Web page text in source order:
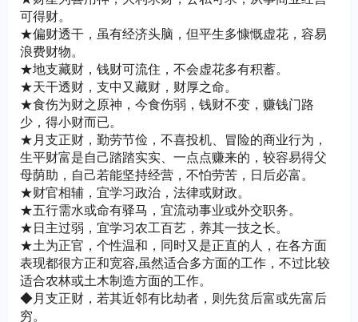
可得财。
★偏财透干，虽有经济头脑，但平生多慷慨虚花，容易
浪费财物。
★地支藏财，钱财可流住，不会虚花多有积蓄。
★天干透财，支中又藏财，财厚之命。
★食伤为财之原神，今食伤弱，钱财不变，赚钱门路
少，得小财而已。
★月支正财，勤劳节俭，不喜投机、冒险的商业行为，
生平财富是自己踏踏实实、一点点赚来的，较容易得父
母荫助，自己若能坚持经营，不怕劳苦，日后必富。
★财官相辅，宜学习政治，法律或财政。
★五行需水或命有驿马，宜流动事业或外交职务。
★日主过弱，宜学习农工百艺，养其一技之长。
★土为正官，个性温和，同时又是正直的人，在各方面
表现都很方正和宽容,虽然适合多方面的工作，不过比较
适合农林或土木制造方面的工作。
◆月支正财，若其近邻有比劫者，则先贫后富或先富后
穷。